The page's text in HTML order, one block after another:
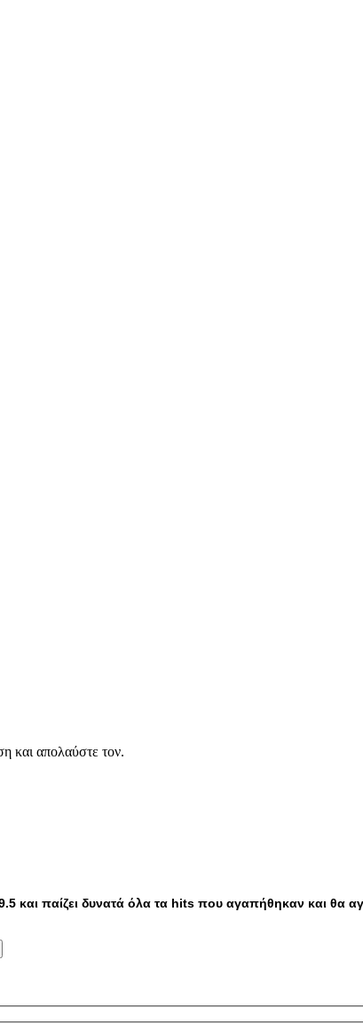
και απολαύστε τον.
και παίζει δυνατά όλα τα hits που αγαπήθηκαν και